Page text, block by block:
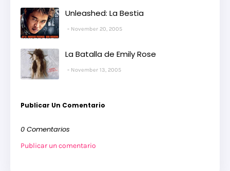
Unleashed: La Bestia
November 20, 2005
La Batalla de Emily Rose
November 13, 2005
Publicar Un Comentario
0 Comentarios
Publicar un comentario